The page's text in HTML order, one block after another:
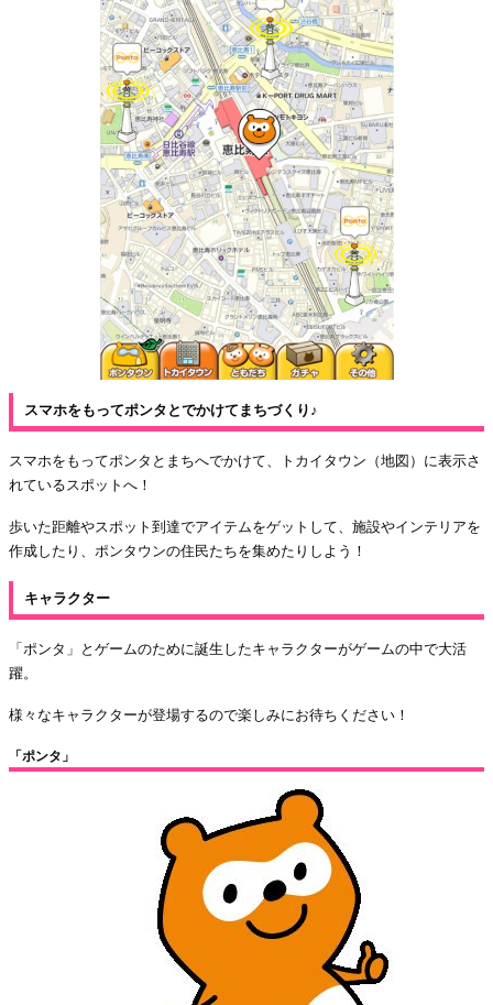
スマホをもってポンタとでかけてまちづくり♪
スマホをもってポンタとまちへでかけて、トカイタウン（地図）に表示さ
れているスポットへ！
歩いた距離やスポット到達でアイテムをゲットして、施設やインテリアを
作成したり、ポンタウンの住民たちを集めたりしよう！
キャラクター
「ポンタ」とゲームのために誕生したキャラクターがゲームの中で大活
躍。
様々なキャラクターが登場するので楽しみにお待ちください！
「ポンタ」